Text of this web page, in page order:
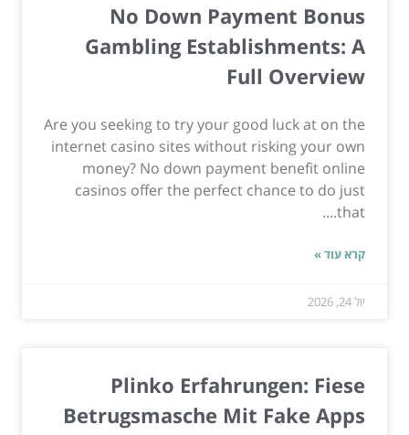
No Down Payment Bonus
Gambling Establishments: A
Full Overview
Are you seeking to try your good luck at on the
internet casino sites without risking your own
money? No down payment benefit online
casinos offer the perfect chance to do just
that....
קרא עוד »
יול 24, 2026
Plinko Erfahrungen: Fiese
Betrugsmasche Mit Fake Apps